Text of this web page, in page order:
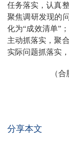
任务落实，认真
聚焦调研发现的
化为“成效清单”
主动抓落实，聚
实际问题抓落实
（
分享本文